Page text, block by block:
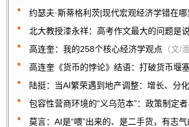
约瑟夫·斯蒂格利茨|现代宏观经济学错在哪
北大教授漆永祥：高考作文最大的问题是
高连奎：我的258个核心经济学观点 （文/
高连奎《货币的悖论》结语：打破货币堰
陆挺：当AI繁荣遇到地产调整：增长、分
包容性营商环境的“义乌范本”：政策制定
莫言：AI是“喂”出来的、是二手货，有志